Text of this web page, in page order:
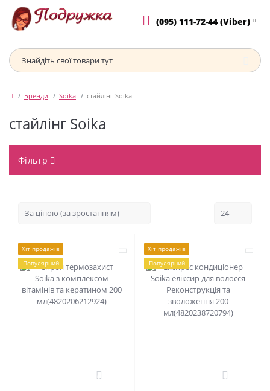
(095) 111-72-44 (Viber)
Бренди Soika стайлінг Soika
стайлінг Soika
Фільтр
Хіт продажів
Популярний
0
Хіт продажів
Популярний
0